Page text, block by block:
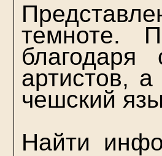
темноте.
артистов,
чешский
Найти